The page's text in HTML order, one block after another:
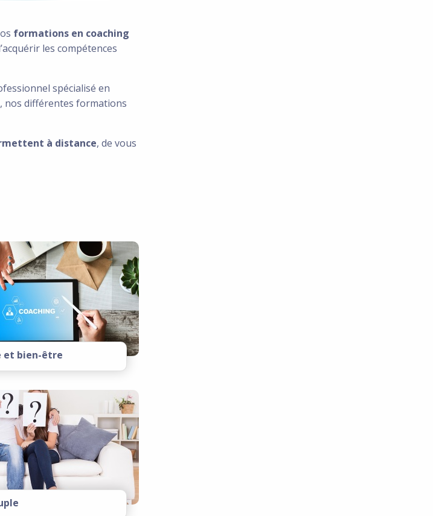
formations en coaching
les compétences
spécialisé en
nos différentes formations
à distance, de vous
et bien-être